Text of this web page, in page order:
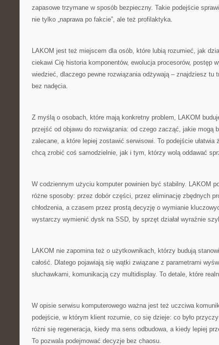
zapasowe trzymane w sposób bezpieczny. Takie podejście
nie tylko „naprawa po fakcie”, ale też profilaktyka.
LAKOM jest też miejscem dla osób, które lubią rozumieć, jak
ciekawi Cię historia komponentów, ewolucja procesorów, postęp
wiedzieć, dlaczego pewne rozwiązania odżywają – znajdziesz tu
bez nadęcia.
Z myślą o osobach, które mają konkretny problem, LAKOM
przejść od objawu do rozwiązania: od czego zacząć, jakie mogą
zalecane, a które lepiej zostawić serwisowi. To podejście ułatwia
chcą zrobić coś samodzielnie, jak i tym, którzy wolą oddawać
W codziennym użyciu komputer powinien być stabilny. LAKOM
różne sposoby: przez dobór części, przez eliminację zbędnych
chłodzenia, a czasem przez prostą decyzję o wymianie
wystarczy wymienić dysk na SSD, by sprzęt działał wyraźnie
LAKOM nie zapomina też o użytkownikach, którzy budują
całość. Dlatego pojawiają się wątki związane z parametrami
słuchawkami, komunikacją czy multidisplay. To detale, które
W opisie serwisu komputerowego ważna jest też uczciwa
podejście, w którym klient rozumie, co się dzieje: co było
różni się regeneracja, kiedy ma sens odbudowa, a kiedy lepiej
To pozwala podejmować decyzje bez chaosu.